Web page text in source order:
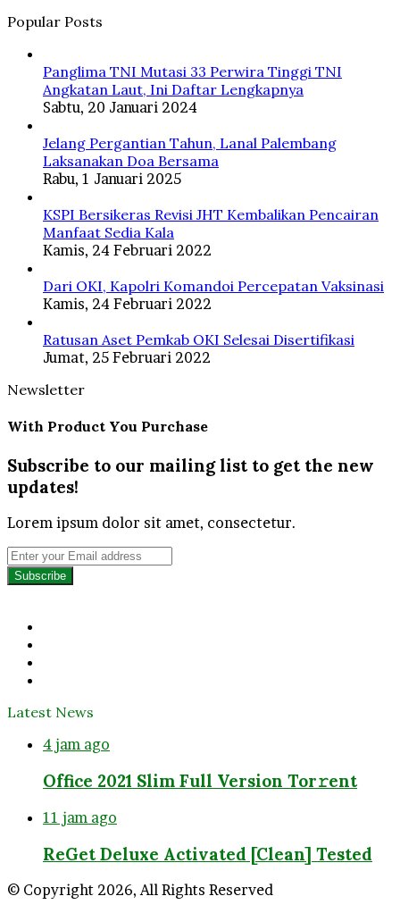
Popular Posts
Panglima TNI Mutasi 33 Perwira Tinggi TNI
Angkatan Laut, Ini Daftar Lengkapnya
Sabtu, 20 Januari 2024
Jelang Pergantian Tahun, Lanal Palembang
Laksanakan Doa Bersama
Rabu, 1 Januari 2025
KSPI Bersikeras Revisi JHT Kembalikan Pencairan
Manfaat Sedia Kala
Kamis, 24 Februari 2022
Dari OKI, Kapolri Komandoi Percepatan Vaksinasi
Kamis, 24 Februari 2022
Ratusan Aset Pemkab OKI Selesai Disertifikasi
Jumat, 25 Februari 2022
Newsletter
With Product You Purchase
Subscribe to our mailing list to get the new
updates!
Lorem ipsum dolor sit amet, consectetur.
Enter
your
Email
Latest News
4 jam ago
Office 2021 Slim Full Version Tor𝚛ent
11 jam ago
ReGet Deluxe Activated [Clean] Tested
© Copyright 2026, All Rights Reserved